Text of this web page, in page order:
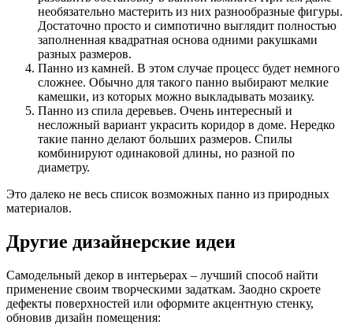
необязательно мастерить из них разнообразные фигуры.
Достаточно просто и симпотично выглядит полностью
заполненная квадратная основа одними ракушками
разных размеров.
Панно из камней. В этом случае процесс будет немного
сложнее. Обычно для такого панно выбирают мелкие
камешки, из которых можно выкладывать мозаику.
Панно из спила деревьев. Очень интересный и
несложный вариант украсить коридор в доме. Нередко
такие панно делают больших размеров. Спилы
комбинируют одинаковой длины, но разной по
диаметру.
Это далеко не весь список возможных панно из природных
материалов.
Другие дизайнерские идеи
Самодельный декор в интерьерах – лучший способ найти
применение своим творческими задаткам. Заодно скроете
дефекты поверхностей или оформите акцентную стенку,
обновив дизайн помещения: